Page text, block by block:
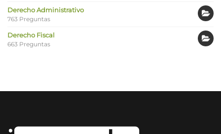
Derecho Administrativo
763 Preguntas
Derecho Fiscal
663 Preguntas